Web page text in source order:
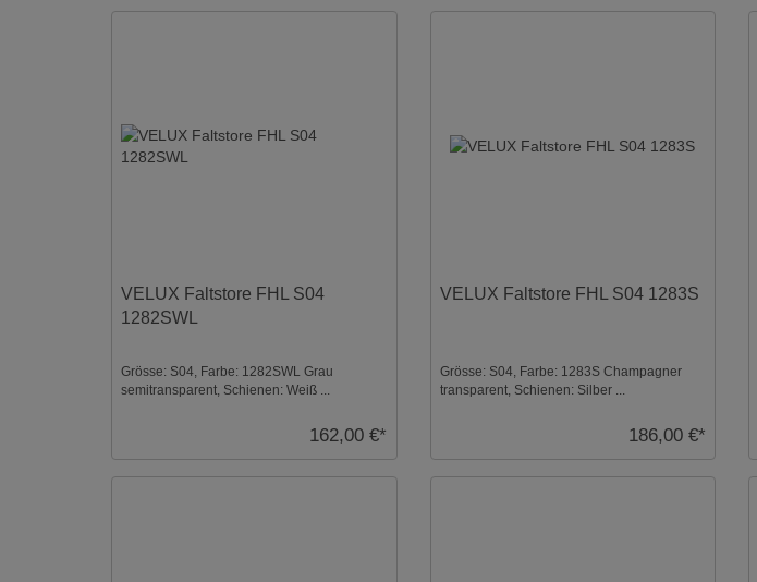
VELUX Faltstore FHL S04
1282SWL
Grösse: S04, Farbe: 1282SWL Grau
semitransparent, Schienen: Weiß ...
162,00 €*
VELUX Faltstore FHL S04 1283S
Grösse: S04, Farbe: 1283S Champagner
transparent, Schienen: Silber ...
186,00 €*